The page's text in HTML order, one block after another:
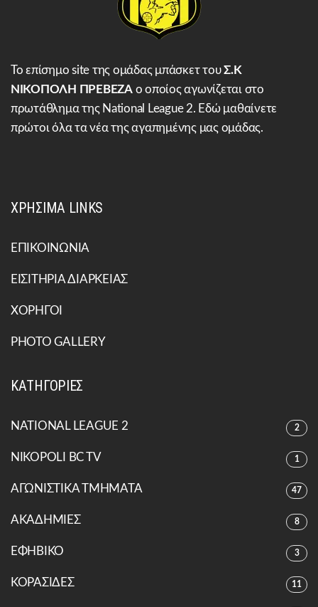
Το επίσημο site της ομάδας μπάσκετ τουΣ.Κ
ΝΙΚΟΠΟΛΗ ΠΡΕΒΕΖΑο οποίος αγωνίζεται στο
πρωτάθλημα της National League 2. Εδώ μαθαίνετε
πρώτοι όλα τα νέα της αγαπημένης μας ομάδας.
ΧΡΗΣΙΜΑ LINKS
ΕΠΙΚΟΙΝΩΝΙΑ
ΕΙΣΙΤΗΡΙΑ ΔΙΑΡΚΕΙΑΣ
ΧΟΡΗΓΟΙ
PHOTO GALLERY
ΚΑΤΗΓΟΡΙΕΣ
NATIONAL LEAGUE 2 2
NIKOPOLI BC TV 1
ΑΓΩΝΙΣΤΙΚΑ ΤΜΗΜΑΤΑ 47
ΑΚΑΔΗΜΙΕΣ 8
ΕΦΗΒΙΚΟ 3
ΚΟΡΑΣΙΔΕΣ 11